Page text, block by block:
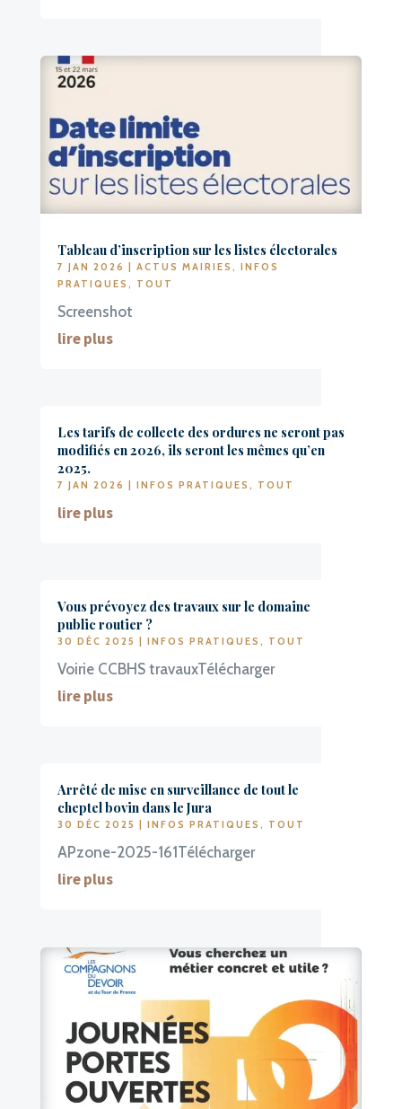
Tableau d’inscription sur les listes électorales
7 JAN 2026 | ACTUS MAIRIES , INFOS
PRATIQUES , TOUT
Screenshot
lire plus
Les tarifs de collecte des ordures ne seront pas
modifiés en 2026, ils seront les mêmes qu’en
2025.
7 JAN 2026 INFOS PRATIQUES , TOUT
lire plus
Vous prévoyez des travaux sur le domaine
public routier ?
30 DÉC 2025 INFOS PRATIQUES , TOUT
Voirie CCBHS travauxTélécharger
lire plus
Arrêté de mise en surveillance de tout le
cheptel bovin dans le Jura
30 DÉC 2025 INFOS PRATIQUES , TOUT
APzone-2025-161Télécharger
lire plus